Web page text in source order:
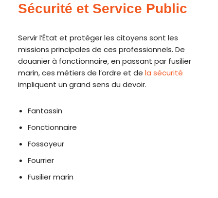
Sécurité et Service Public
Servir l’État et protéger les citoyens sont les
missions principales de ces professionnels. De
douanier à fonctionnaire, en passant par fusilier
marin, ces métiers de l’ordre et dela sécurité
impliquent un grand sens du devoir.
Fantassin
Fonctionnaire
Fossoyeur
Fourrier
Fusilier marin